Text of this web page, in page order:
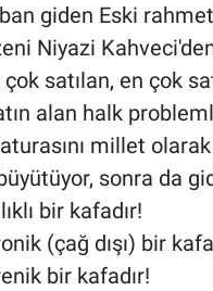
giden Eski
Niyazi
satılan, en çok
alan halk
millet
sonra da
bir kafadır!
(çağ dışı) bir
bir kafadır!